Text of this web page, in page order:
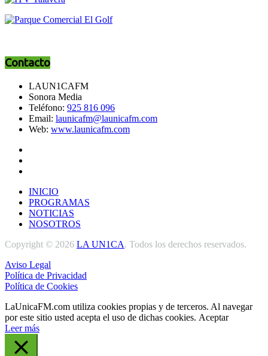
Contacto
LAUN1CAFM
Sonora Media
Teléfono: 925 816 096
Email: launicafm@launicafm.com
Web: www.launicafm.com
INICIO
PROGRAMAS
NOTICIAS
NOSOTROS
Copyright © 2026 LA UN1CA. Todos los derechos reservados.
Aviso Legal
Política de Privacidad
Política de Cookies
LaUnicaFM.com utiliza cookies propias y de terceros. Al navegar
por este sitio usted acepta el uso de dichas cookies. Aceptar
Leer más